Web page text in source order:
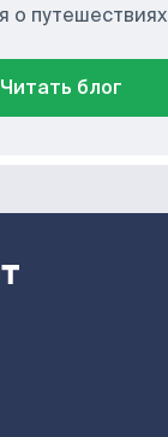
о путешествиях
Читать блог